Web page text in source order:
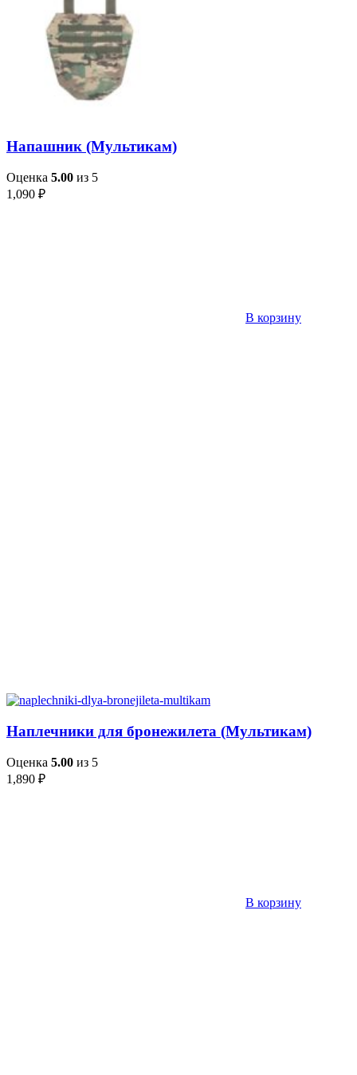
Напашник (Мультикам)
Оценка 5.00 из 5
1,090 ₽
В корзину
Наплечники для бронежилета (Мультикам)
Оценка 5.00 из 5
1,890 ₽
В корзину